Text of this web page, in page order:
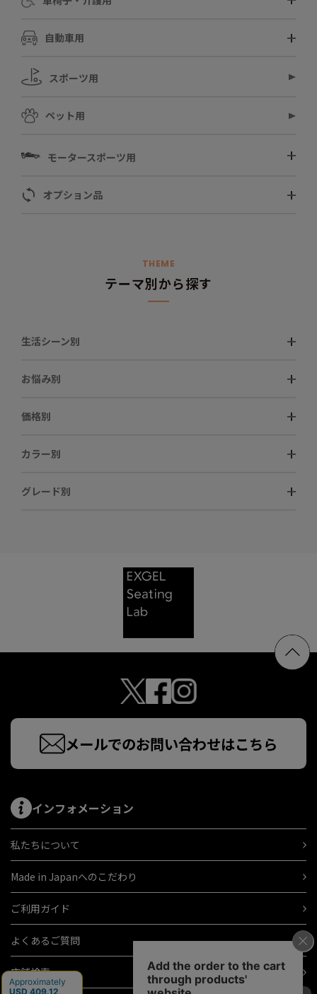
自動車用
スポーツ用
ペット用
モータースポーツ用
オプション品
THEME
テーマ別から探す
生活シーン別
お悩み別
価格別
カラー別
グレード別
メールでのお問い合わせはこちら
インフォメーション
私たちについて
Made in Japanへのこだわり
ご利用ガイド
よくあるご質問
店舗検索